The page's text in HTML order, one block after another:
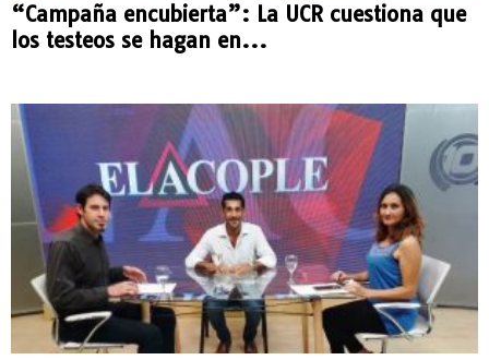
“Campaña encubierta”: La UCR cuestiona que
los testeos se hagan en...